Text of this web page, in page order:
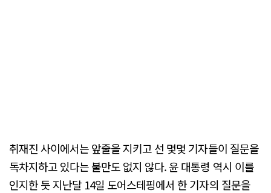
취재진 사이에서는 앞줄을 지키고 선 몇몇 기자들이 질문을
독차지하고 있다는 불만도 없지 않다. 윤 대통령 역시 이를
인지한 듯 지난달 14일 도어스테핑에서 한 기자의 질문을